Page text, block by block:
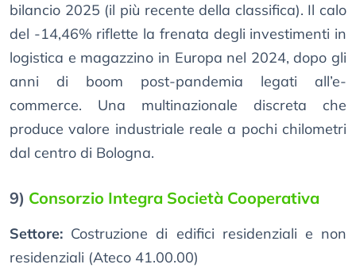
bilancio 2025 (il più recente della classifica). Il calo
del -14,46% riflette la frenata degli investimenti in
logistica e magazzino in Europa nel 2024, dopo gli
anni di boom post-pandemia legati all’e-
commerce. Una multinazionale discreta che
produce valore industriale reale a pochi chilometri
dal centro di Bologna.
9) Consorzio Integra Società Cooperativa
Settore: Costruzione di edifici residenziali e non
residenziali (Ateco 41.00.00)